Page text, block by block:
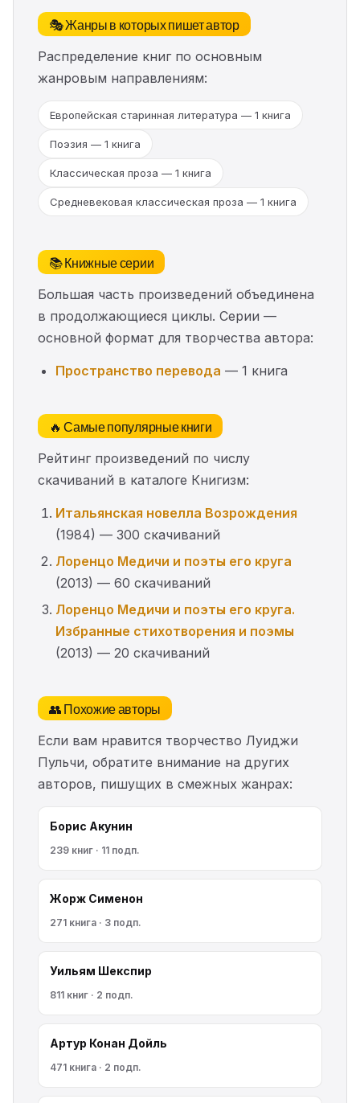
🎭 Жанры в которых пишет автор
Распределение книг по основным
жанровым направлениям:
Европейская старинная литература — 1 книга
Поэзия — 1 книга
Классическая проза — 1 книга
Средневековая классическая проза — 1 книга
📚 Книжные серии
Большая часть произведений объединена
в продолжающиеся циклы. Серии —
основной формат для творчества автора:
Пространство перевода — 1 книга
🔥 Самые популярные книги
Рейтинг произведений по числу
скачиваний в каталоге Книгизм:
Итальянская новелла Возрождения
(1984) — 300 скачиваний
Лоренцо Медичи и поэты его круга
(2013) — 60 скачиваний
Лоренцо Медичи и поэты его круга.
Избранные стихотворения и поэмы
(2013) — 20 скачиваний
👥 Похожие авторы
Если вам нравится творчество Луиджи
Пульчи, обратите внимание на других
авторов, пишущих в смежных жанрах:
Борис Акунин
239 книг · 11 подп.
Жорж Сименон
271 книга · 3 подп.
Уильям Шекспир
811 книг · 2 подп.
Артур Конан Дойль
471 книга · 2 подп.